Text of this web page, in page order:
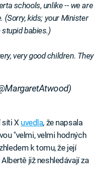
schools, unlike -- we are
(Sorry, kids; your Minister
babies.)
very good children. They
síti X uvedla, že napsala
"velmi, velmi hodných
k tomu, že její
již neshledávají za